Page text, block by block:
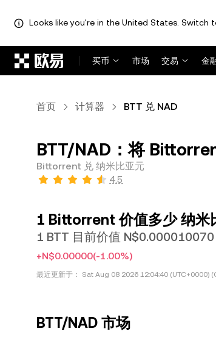
Looks like you're in the United States. Switch
买币
市场 交易 金
首页 计算器 BTT 兑 NAD
BTT/NAD：将
Bittorrent 兑 纳米比亚元
4.5
1 Bittorrent 价值多少 纳米
1 BTT 目前价值 N$0.000010070
+N$0.00000(-1.00%)
最近更新于： Sat Aug 08 2026 12:04:40 (UTC+0000)
BTT/NAD 市场